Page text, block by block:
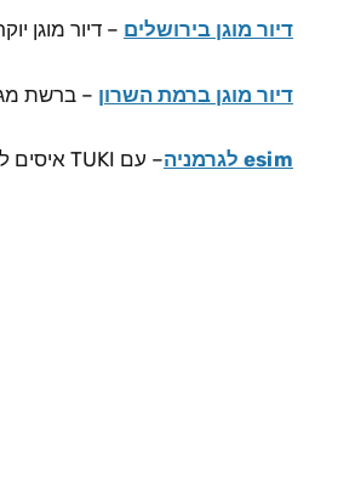
דיור מוגן בירושלים – דיור מוגן
דיור מוגן ברמת השרון – ברשת
esim לגרמניה – עם TUKI איסים לחו"ל